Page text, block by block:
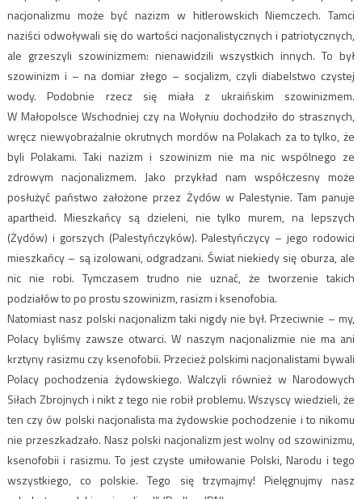
nacjonalizmu może być nazizm w hitlerowskich Niemczech. Tamci
naziści odwoływali się do wartości nacjonalistycznych i patriotycznych,
ale grzeszyli szowinizmem: nienawidzili wszystkich innych. To był
szowinizm i – na domiar złego – socjalizm, czyli diabelstwo czystej
wody. Podobnie rzecz się miała z ukraińskim szowinizmem.
W Małopolsce Wschodniej czy na Wołyniu dochodziło do strasznych,
wręcz niewyobrażalnie okrutnych mordów na Polakach za to tylko, że
byli Polakami. Taki nazizm i szowinizm nie ma nic wspólnego ze
zdrowym nacjonalizmem. Jako przykład nam współczesny może
posłużyć państwo założone przez Żydów w Palestynie. Tam panuje
apartheid. Mieszkańcy są dzieleni, nie tylko murem, na lepszych
(Żydów) i gorszych (Palestyńczyków). Palestyńczycy – jego rodowici
mieszkańcy – są izolowani, odgradzani. Świat niekiedy się oburza, ale
nic nie robi. Tymczasem trudno nie uznać, że tworzenie takich
podziałów to po prostu szowinizm, rasizm i ksenofobia.
Natomiast nasz polski nacjonalizm taki nigdy nie był. Przeciwnie – my,
Polacy byliśmy zawsze otwarci. W naszym nacjonalizmie nie ma ani
krztyny rasizmu czy ksenofobii. Przecież polskimi nacjonalistami bywali
Polacy pochodzenia żydowskiego. Walczyli również w Narodowych
Siłach Zbrojnych i nikt z tego nie robił problemu. Wszyscy wiedzieli, że
ten czy ów polski nacjonalista ma żydowskie pochodzenie i to nikomu
nie przeszkadzało. Nasz polski nacjonalizm jest wolny od szowinizmu,
ksenofobii i rasizmu. To jest czyste umiłowanie Polski, Narodu i tego
wszystkiego, co polskie. Tego się trzymajmy! Pielęgnujmy nasz